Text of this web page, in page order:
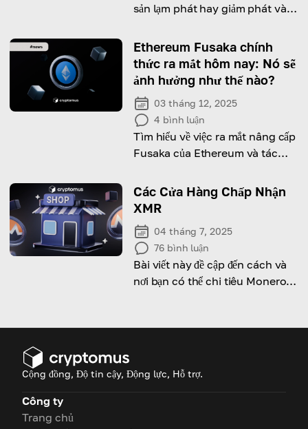
sản lạm phát hay giảm phát và
giá của nó.
Ethereum Fusaka chính
thức ra mắt hôm nay: Nó sẽ
ảnh hưởng như thế nào?
03 tháng 12, 2025
4 bình luận
Tìm hiểu về việc ra mắt nâng cấp
Fusaka của Ethereum và tác
dài hạn và việc áp dụng mạng
lưới.
Các Cửa Hàng Chấp Nhận
XMR
04 tháng 7, 2025
76 bình luận
Bài viết này đề cập đến cách và
nơi bạn có thể chi tiêu Monero,
toán.
Cộng đồng, Độ tin cậy, Động lực, Hỗ trợ.
Công ty
Trang chủ